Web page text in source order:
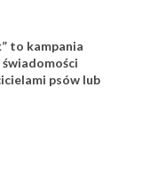
to kampania
świadomości
psów lub